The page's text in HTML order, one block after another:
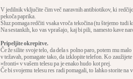
V jedilnik vključite čim več naravnih antibiotikov, ki
pekoča paprika.
Sluz pomaga redčiti vsaka vroča tekočina (tu štejemo
Na sestankih, ko vas vprašajo, kaj bi pili, namesto kave
Pripeljite okrepitve.
Če že silite svoje telo, da dela s polno paro, potem mu
v težavah, pomagate tako, da izklopite telefon. Ko
»fronti« v vašem telesu pa je enako hudo kot prej.
Če bi svojemu telesu res radi pomagali, to lahko storite na